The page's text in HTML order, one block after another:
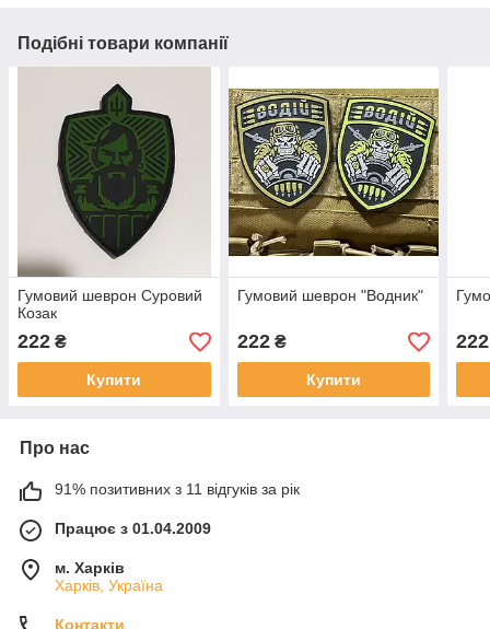
Подібні товари компанії
Гумовий шеврон Суровий
Козак
222 ₴
Купити
Гумовий шеврон "Водник"
222₴
Купити
222
Про нас
91% позитивних з 11 відгуків за рік
Працює з 01.04.2009
м. Харків
Харків, Україна
Контакти